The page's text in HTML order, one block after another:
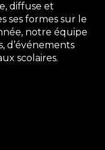
diffuse et
ses formes sur le
notre équipe
d’événements
scolaires.